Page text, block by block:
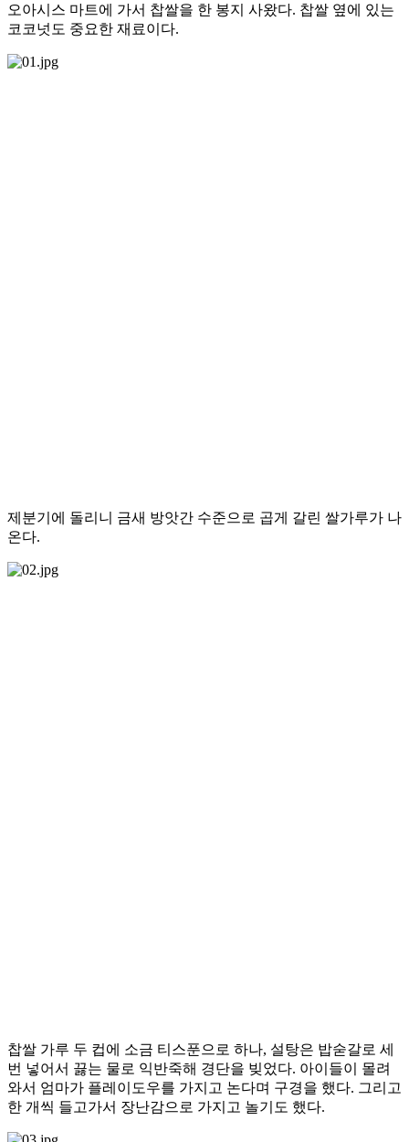
오아시스 마트에 가서 찹쌀을 한 봉지 사왔다. 찹쌀 옆에 있는
코코넛도 중요한 재료이다.
제분기에 돌리니 금새 방앗간 수준으로 곱게 갈린 쌀가루가 나
온다.
찹쌀 가루 두 컵에 소금 티스푼으로 하나, 설탕은 밥숟갈로 세
번 넣어서 끓는 물로 익반죽해 경단을 빚었다. 아이들이 몰려
와서 엄마가 플레이도우를 가지고 논다며 구경을 했다. 그리고
한 개씩 들고가서 장난감으로 가지고 놀기도 했다.